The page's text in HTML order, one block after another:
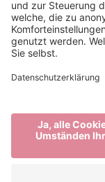
Brixen
Privacy
produced by